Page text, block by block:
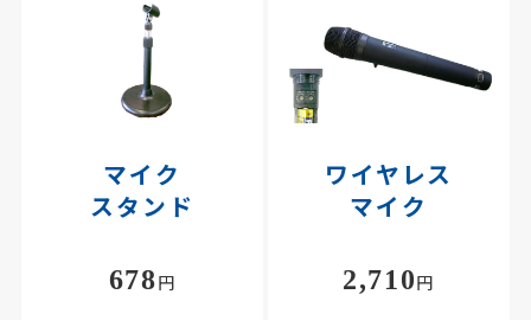
マイク
スタンド
678円
ワイヤレス
マイク
2,710円